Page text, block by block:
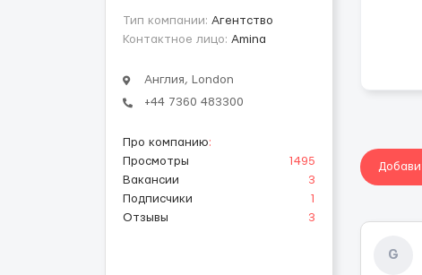
Тип компании: Агентство
Контактное лицо: Amina
Англия, London
‪+44 7360 483300‬
Про компанию:
Просмотры
1495
Вакансии
3
Подписчики
1
Отзывы
3
G